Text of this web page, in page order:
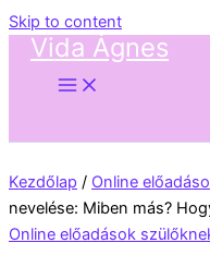
Skip to content
Vida Ágnes
Kezdőlap / Online
nevelése: Miben más?
Online előadások